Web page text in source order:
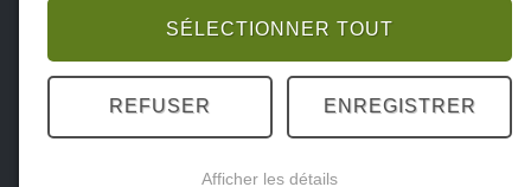
SÉLECTIONNER TOUT
REFUSER ENREGISTRER
Afficher les détails